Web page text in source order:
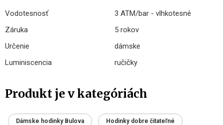
Vodotesnosť
3 ATM/bar - vlhkotesné
Záruka
5 rokov
Určenie
dámske
Luminiscencia
ručičky
Produkt je v kategóriách
Dámske hodinky Bulova Hodinky dobre čitateľné